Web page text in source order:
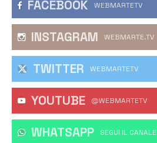
FACEBOOK WEBMARTETV
INSTAGRAM WEBMARTE.TV
TWITTER WEBMARTETV
YOUTUBE @WEBMARTETV
WHATSAPP ‎SEGUI IL CANALE